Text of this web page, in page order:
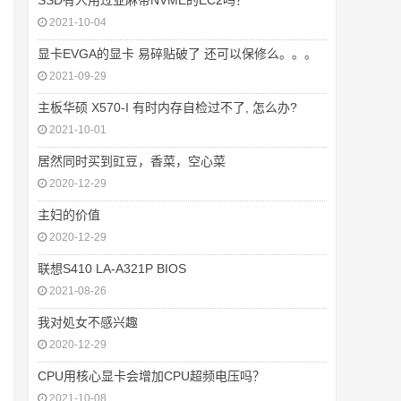
2021-10-04
显卡EVGA的显卡 易碎贴破了 还可以保修么。。。
2021-09-29
主板华硕 X570-I 有时内存自检过不了, 怎么办?
2021-10-01
居然同时买到豇豆，香菜，空心菜
2020-12-29
主妇的价值
2020-12-29
联想S410 LA-A321P BIOS
2021-08-26
我对処女不感兴趣
2020-12-29
CPU用核心显卡会增加CPU超频电压吗？